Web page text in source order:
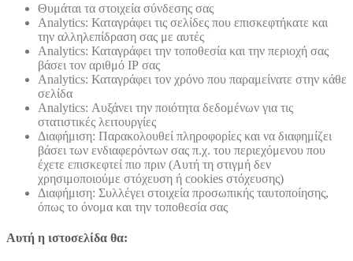
Θυμάται τα στοιχεία σύνδεσης σας
Analytics: Καταγράφει τις σελίδες που επισκεφτήκατε και
την αλληλεπίδραση σας με αυτές
Analytics: Καταγράφει την τοποθεσία και την περιοχή σας
βάσει τον αριθμό ΙΡ σας
Analytics: Καταγράφει τον χρόνο που παραμείνατε στην κάθε
σελίδα
Analytics: Αυξάνει την ποιότητα δεδομένων για τις
στατιστικές λειτουργίες
Διαφήμιση: Παρακολουθεί πληροφορίες και να διαφημίζει
βάσει των ενδιαφερόντων σας π.χ. του περιεχόμενου που
έχετε επισκεφτεί πιο πριν (Αυτή τη στιγμή δεν
χρησιμοποιούμε στόχευση ή cookies στόχευσης)
Διαφήμιση: Συλλέγει στοιχεία προσωπικής ταυτοποίησης,
όπως το όνομα και την τοποθεσία σας
Αυτή η ιστοσελίδα θα: